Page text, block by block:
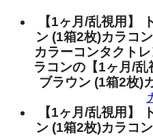
【1ヶ月/乱視用】
ン (1箱2枚)カラコ
カラーコンタクト
ラコンの【1ヶ月/
ブラウン (1箱2枚)
【1ヶ月/乱視用】
ン (1箱2枚)カラコ